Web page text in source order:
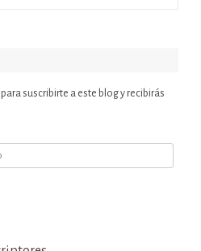
suscribirte a este blog y recibirás